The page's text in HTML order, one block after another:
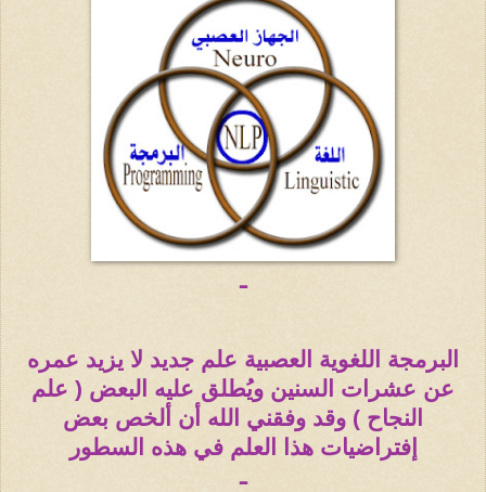
ـ
البرمجة اللغوية العصبية علم جديد لا يزيد عمره
عن عشرات السنين ويُطلق عليه البعض ( علم
النجاح ) وقد وفقني الله أن ألخص بعض
إفتراضيات هذا العلم في هذه السطور
ـ